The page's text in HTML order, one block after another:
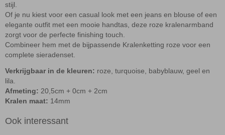
stijl.
Of je nu kiest voor een casual look met een jeans en blouse of een
elegante outfit met een mooie handtas, deze roze kralenarmband
zorgt voor de perfecte finishing touch.
Combineer hem met de bijpassende Kralenketting roze voor een
complete sieradenset.
Verkrijgbaar in de kleuren: roze, turquoise, babyblauw, geel en
lila.
Afmeting: 20,5cm + 0cm + 2cm
Kralen maat: 14mm
Ook interessant